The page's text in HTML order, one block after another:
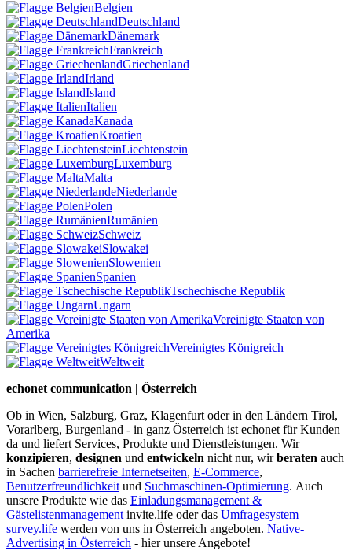
Belgien
Deutschland
Dänemark
Frankreich
Griechenland
Irland
Island
Italien
Kanada
Kroatien
Liechtenstein
Luxemburg
Malta
Niederlande
Polen
Rumänien
Schweiz
Slowakei
Slowenien
Spanien
Tschechische Republik
Ungarn
Vereinigte Staaten von
Amerika
Vereinigtes Königreich
Weltweit
echonet communication | Österreich
Ob in Wien, Salzburg, Graz, Klagenfurt oder in den Ländern Tirol,
Vorarlberg, Burgenland - in ganz Österreich ist echonet für Kunden
da und liefert Services, Produkte und Dienstleistungen. Wir
konzipieren, designen und entwickeln nicht nur, wirberaten auch
in Sachen barrierefreie Internetseiten, E-Commerce,
Benutzerfreundlichkeit und Suchmaschinen-Optimierung. Auch
unsere Produkte wie das Einladungsmanagement &
Gästelistenmanagement invite.life oder das Umfragesystem
survey.life werden von uns in Österreich angeboten. Native-
Advertising in Österreich - hier unsere Angebote!